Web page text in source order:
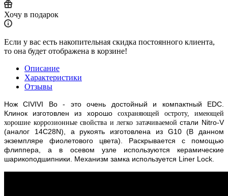
Хочу в подарок
Если у вас есть накопительная скидка постоянного клиента,
то она будет отображена в корзине!
Описание
Характеристики
Отзывы
Нож CIVIVI Bo - это очень достойный и компактный EDC.
Клинок изготовлен из хорошо сохраняющей остроту, имеющей
хорошие коррозионные свойства и легко затачиваемойстали Nitro-V
(аналог 14С28N), а рукоять изготовлена из G10 (В данном
экземпляре фиолетового цвета) . Раскрывается с помощью
флиппера, а в осевом узле используются керамические
шарикоподшипники. Механизм замка используется Liner Lock.